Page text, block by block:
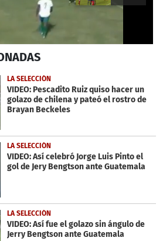
LA SELECCIÓN
VIDEO: Pescadito Ruiz quiso hacer un
golazo de chilena y pateó el rostro de
Brayan Beckeles
LA SELECCIÓN
VIDEO: Así celebró Jorge Luis Pinto el
gol de Jery Bengtson ante Guatemala
LA SELECCIÓN
VIDEO: Así fue el golazo sin ángulo de
Jerry Bengtson ante Guatemala